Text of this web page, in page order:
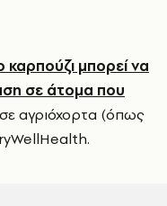
καρπούζι μπορεί να
σε άτομα που
αγριόχορτα (όπως